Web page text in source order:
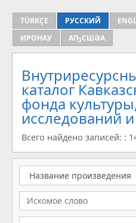
TÜRKÇE РУССКИЙ
ИРОНАУ
АҦСШӘА
каталог
фонда
исследований
Всего найдено записей: :